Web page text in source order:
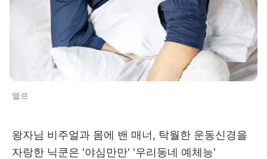
엘르
왕자님 비주얼과 몸에 밴 매너, 탁월한 운동신경을
자랑한 닉쿤은 '야심만만' '우리동네 예체능'